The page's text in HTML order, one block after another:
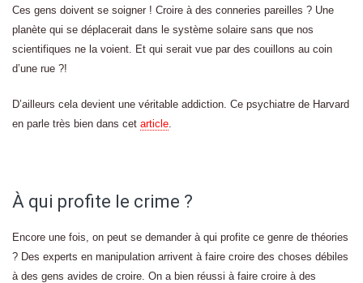
Ces gens doivent se soigner ! Croire à des conneries pareilles ? Une
planète qui se déplacerait dans le système solaire sans que nos
scientifiques ne la voient. Et qui serait vue par des couillons au coin
d’une rue ?!
D’ailleurs cela devient une véritable addiction. Ce psychiatre de Harvard
en parle très bien dans cet article.
À qui profite le crime ?
Encore une fois, on peut se demander à qui profite ce genre de théories
? Des experts en manipulation arrivent à faire croire des choses débiles
à des gens avides de croire. On a bien réussi à faire croire à des